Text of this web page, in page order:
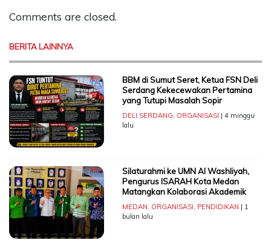
Comments are closed.
BERITA LAINNYA
BBM di Sumut Seret, Ketua FSN Deli
Serdang Kekecewakan Pertamina
yang Tutupi Masalah Sopir
DELI SERDANG, ORGANISASI | 4 minggu
lalu
Silaturahmi ke UMN Al Washliyah,
Pengurus ISARAH Kota Medan
Matangkan Kolaborasi Akademik
MEDAN, ORGANISASI, PENDIDIKAN | 1
bulan lalu